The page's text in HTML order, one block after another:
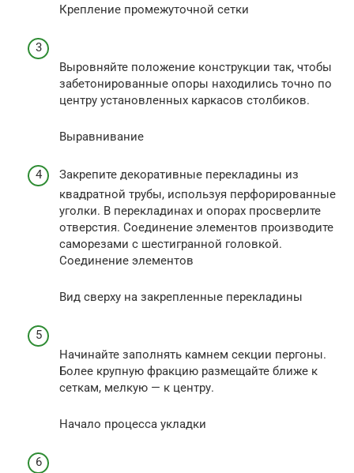
Крепление промежуточной сетки
Выровняйте положение конструкции так, чтобы
забетонированные опоры находились точно по
центру установленных каркасов столбиков.
Выравнивание
Закрепите декоративные перекладины из
квадратной трубы, используя перфорированные
уголки. В перекладинах и опорах просверлите
отверстия. Соединение элементов производите
саморезами с шестигранной головкой.
Соединение элементов
Вид сверху на закрепленные перекладины
Начинайте заполнять камнем секции пергоны.
Более крупную фракцию размещайте ближе к
сеткам, мелкую — к центру.
Начало процесса укладки